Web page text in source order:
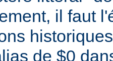
il faut
de $0